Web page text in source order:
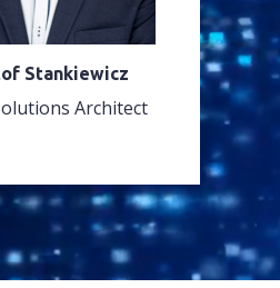
Stankiewicz
Architect